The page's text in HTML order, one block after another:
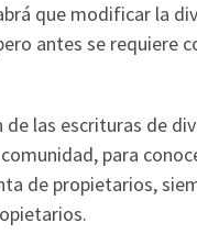
que modificar la
antes se requiere
de las escrituras de
para
de propietarios,